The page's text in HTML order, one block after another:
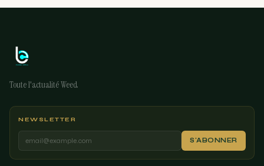
Toute l'actualité Weed
NEWSLETTER
S'ABONNER